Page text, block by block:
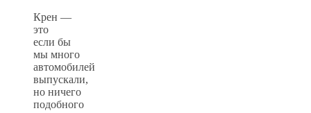
Крен —
это
если бы
мы много
автомобилей
выпускали,
но ничего
подобного